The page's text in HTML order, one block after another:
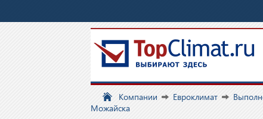
Компании Евроклимат
Можайска